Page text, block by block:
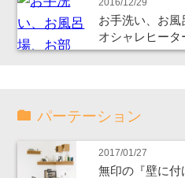
お手洗い、お
オシャレヒータ
パーテーション
2017/01/27
無印の『壁に付